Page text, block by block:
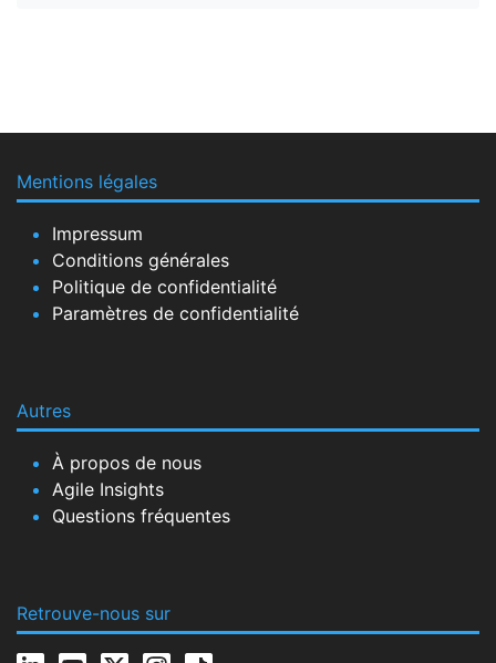
Mentions légales
Impressum
Conditions générales
Politique de confidentialité
Paramètres de confidentialité
Autres
À propos de nous
Agile Insights
Questions fréquentes
Retrouve-nous sur